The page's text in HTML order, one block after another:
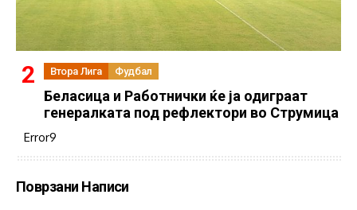
Втора Лига Фудбал
Беласица и Работнички ќе ја одиграат
генералката под рефлектори во Струмица
Error9
Поврзани Написи